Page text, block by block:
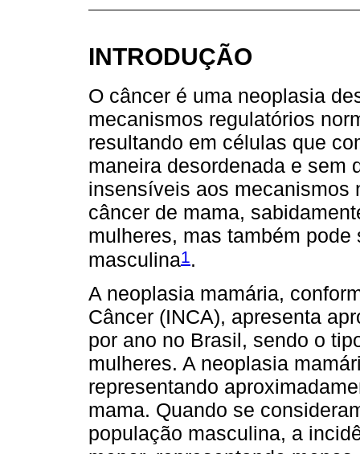
INTRODUÇÃO
O câncer é uma neoplasia
mecanismos regulatórios
resultando em células que
maneira desordenada e sem
insensíveis aos mecanismos
câncer de mama,
mulheres, mas também
masculina1.
A neoplasia mamária,
Câncer (INCA), apresenta
por ano no Brasil, sendo o
mulheres. A neoplasia
representando
mama. Quando se
população masculina, a